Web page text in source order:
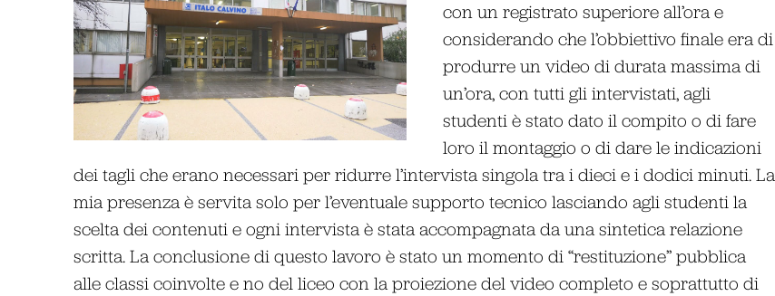
con un registrato superiore all’ora e
considerando che l’obbiettivo finale era di
produrre un video di durata massima di
un’ora, con tutti gli intervistati, agli
studenti è stato dato il compito o di fare
loro il montaggio o di dare le indicazioni
dei tagli che erano necessari per ridurre l’intervista singola tra i dieci e i dodici minuti. La
mia presenza è servita solo per l’eventuale supporto tecnico lasciando agli studenti la
scelta dei contenuti e ogni intervista è stata accompagnata da una sintetica relazione
scritta. La conclusione di questo lavoro è stato un momento di “restituzione” pubblica
alle classi coinvolte e no del liceo con la proiezione del video completo e soprattutto di